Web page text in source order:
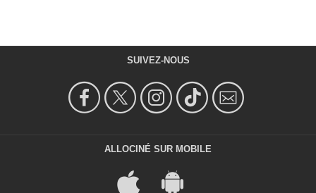
SUIVEZ-NOUS
ALLOCINÉ SUR MOBILE